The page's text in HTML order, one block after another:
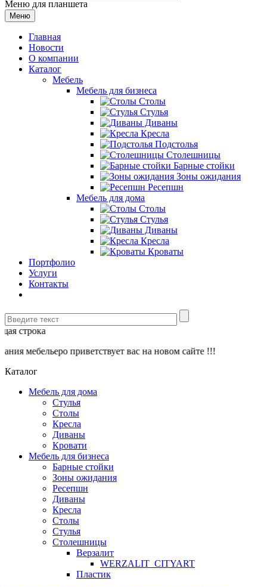
Меню для планшета
Меню
Главная
Новости
О компании
Каталог
Мебель
Мебель для бизнеса
Столы
Стулья
Диваны
Кресла
Подстолья
Столешницы
Барные стойки
Зоны ожидания
Ресепшн
Мебель для дома
Столы
Стулья
Диваны
Кресла
Кроваты
Портфолио
Услуги
Контакты
строка
мебельеро приветствует вас на новом сайте !!!
Каталог
Мебель для дома
Стулья
Столы
Кресла
Диваны
Кровати
Мебель для бизнеса
Барные стойки
Зоны ожидания
Ресепшн
Диваны
Кресла
Столы
Стулья
Столешницы
Верзалит
WERZALIT_CITYART
Пластик